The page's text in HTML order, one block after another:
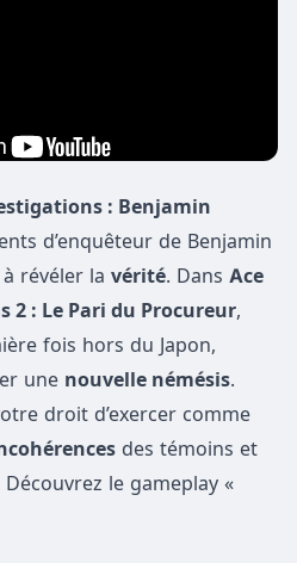
: Benjamin
d’enquêteur de Benjamin
révéler la vérité. Dans Ace
: Le Pari du Procureur,
fois hors du Japon,
une nouvelle némésis.
droit d’exercer comme
des témoins et
le gameplay «